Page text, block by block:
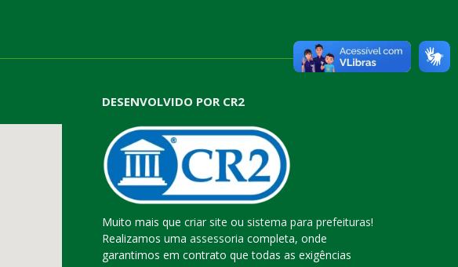
DESENVOLVIDO POR CR2
Muito mais que criar site ou sistema para prefeituras!
Realizamos uma assessoria completa, onde
garantimos em contrato que todas as exigências